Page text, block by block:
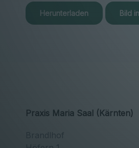
Herunterladen
Bild
Praxis Maria Saal (Kärnten)
Brandlhof